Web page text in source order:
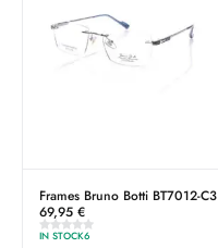
Frames Bruno Botti BT7012-C3
69,95 €
IN STOCK6